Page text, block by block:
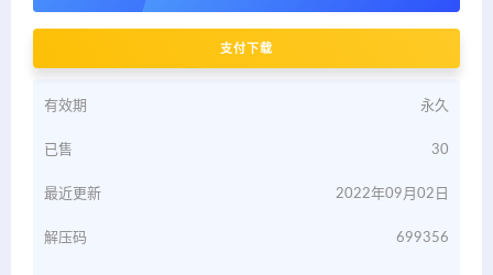
支付下载
有效期 永久
已售 30
最近更新 2022年09月02日
解压码 699356